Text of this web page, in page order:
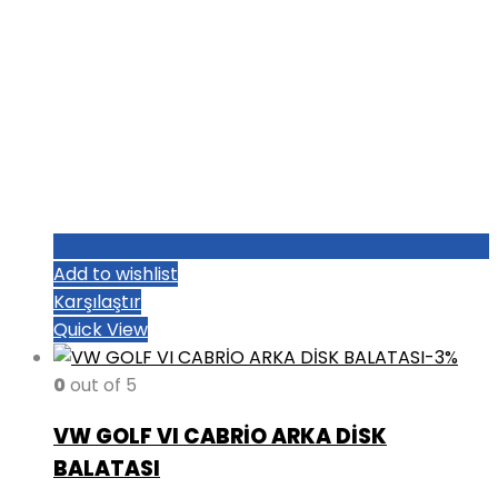
Add to wishlist
Karşılaştır
Quick View
-3%
0 out of 5
VW GOLF VI CABRİO ARKA DİSK
BALATASI